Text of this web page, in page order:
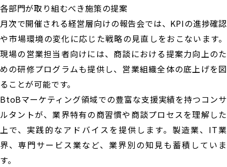
各部門が取り組むべき施策の提案
月次で開催される経営層向けの報告会では、KPIの進捗確認
や市場環境の変化に応じた戦略の見直しをおこないます。
現場の営業担当者向けには、商談における提案力向上のた
めの研修プログラムも提供し、営業組織全体の底上げを図
ることが可能です。
BtoBマーケティング領域での豊富な支援実績を持つコンサ
ルタントが、業界特有の商習慣や商談プロセスを理解した
上で、実践的なアドバイスを提供します。製造業、IT業
界、専門サービス業など、業界別の知見も蓄積していま
す。